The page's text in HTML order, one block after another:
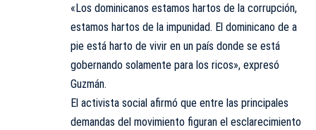
«Los dominicanos estamos hartos de la corrupción,
estamos hartos de la impunidad. El dominicano de a
pie está harto de vivir en un país donde se está
gobernando solamente para los ricos», expresó
Guzmán.
El activista social afirmó que entre las principales
demandas del movimiento figuran el esclarecimiento